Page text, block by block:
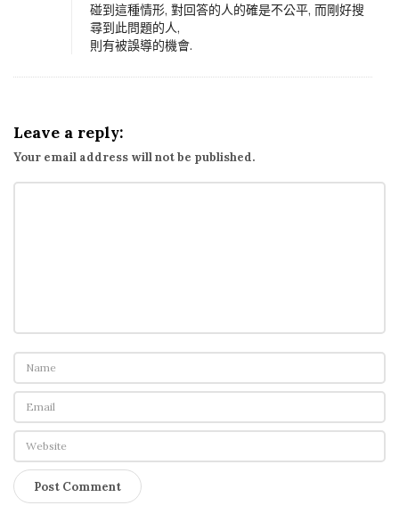
碰到這種情形, 對回答的人的確是不公平, 而剛好搜
尋到此問題的人,
則有被誤導的機會.
Leave a reply:
Your email address will not be published.